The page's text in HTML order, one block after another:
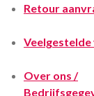
Retour
Veelgestelde
Over ons /